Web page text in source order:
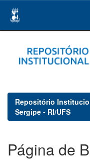
navigation
Repositório
Sergipe - RI/UFS
Página de